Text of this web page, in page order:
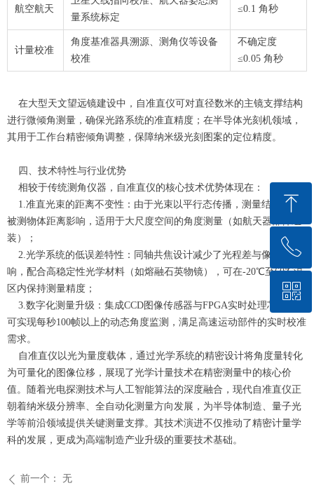
航空航天
量系统标定
≤0.1 角秒
计量校准
角度基准器具溯源、测角仪等设备
校准
不确定度
≤0.05 角秒
在大型天文望远镜建设中，自准直仪可对直径数米的主镜支撑结构
进行微倾角测量，确保光路系统的准直精度；在半导体光刻机领域，
其用于工作台精密倾角调整，保障纳米级光刻图案的定位精度。
四、技术特性与行业优势
相较于传统测角仪器，自准直仪的核心技术优势体现在：
1.准直光束的距离不变性：由于光束以平行态传播，测量结果不受
被测物体距离影响，适用于大尺度空间的角度测量（如航天器部件组
装）；
2.光学系统的低误差特性：同轴共焦设计减少了光程差与像差影
响，配合高稳定性光学材料（如熔融石英物镜），可在-20℃至60℃温
区内保持测量精度；
3.数字化测量升级：集成CCD图像传感器与FPGA实时处理芯片后，
可实现每秒100帧以上的动态角度监测，满足高速运动部件的实时校准
需求。
自准直仪以光为量度载体，通过光学系统的精密设计将角度量转化
为可量化的图像位移，展现了光学计量技术在精密测量中的核心价
值。随着光电探测技术与人工智能算法的深度融合，现代自准直仪正
朝着纳米级分辨率、全自动化测量方向发展，为半导体制造、量子光
学等前沿领域提供关键测量支撑。其技术演进不仅推动了精密计量学
科的发展，更成为高端制造产业升级的重要技术基础。
ꄴ 前一个： 无
ꁸ
回到顶部
ꂅ
0591-83855102
ꀥ